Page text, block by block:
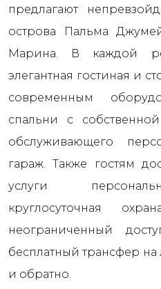
предлагают
острова Пальма
Марина. В каждой
элегантная гостиная и
современным
спальни с
обслуживающего
гараж. Также гостям
услуги
круглосуточная
неограниченный
бесплатный трансфер
и обратно.